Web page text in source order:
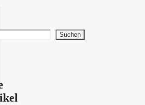
Suchen